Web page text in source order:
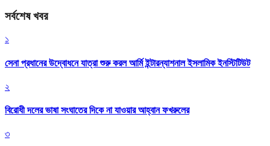
সর্বশেষ খবর
১
সেনা প্রধানের উদ্বোধনে যাত্রা শুরু করল আর্মি ইন্টারন্যাশনাল ইসলামিক ইনস্টিটিউট
২
বিরোধী দলের ভাষা সংঘাতের দিকে না যাওয়ার আহ্বান ফখরুলের
৩